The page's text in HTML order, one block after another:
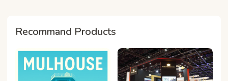
Recommand Products